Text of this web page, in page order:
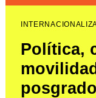
Política,
posgrado